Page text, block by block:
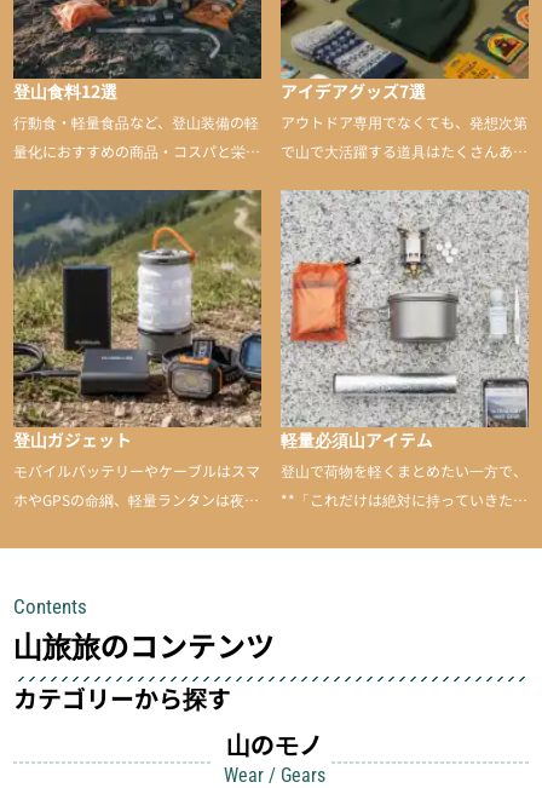
登山食料12選
行動食・軽量食品など、登山装備の軽
量化におすすめの商品・コスパと栄養
アイデアグッズ7選
アウトドア専用でなくても、発想次第
で山で大活躍する道具はたくさんあり
山に持ち込むと快適性や安心感をグッ
と引き上げてくれる――そんな意外性
のあるアイテムを紹介
登山ガジェット
モバイルバッテリーやケーブルはスマ
ホやGPSの命綱、軽量ランタンは夜間
して安全にしてくれます
軽量必須山アイテム
登山で荷物を軽くまとめたい一方で、
**「これだけは絶対に持っていきた
Contents
山旅旅のコンテンツ
カテゴリーから探す
山のモノ
Wear / Gears